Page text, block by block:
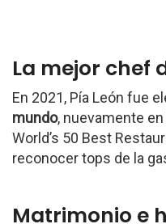
La mejor chef
En 2021, Pía León fue
mundo, nuevamente
World’s 50 Best
reconocer tops de la
Matrimonio e